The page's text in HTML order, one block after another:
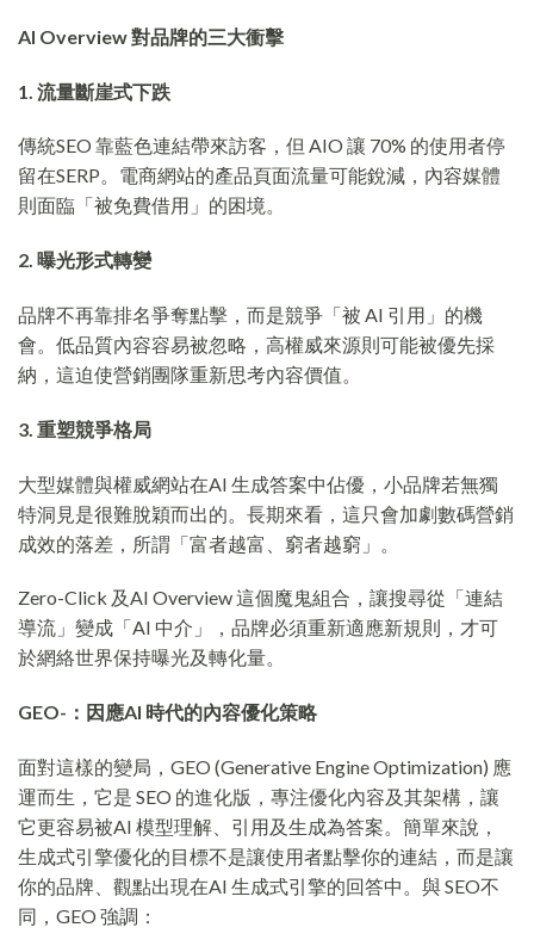
AI Overview 對品牌的三大衝擊
1. 流量斷崖式下跌
傳統SEO 靠藍色連結帶來訪客，但 AIO 讓 70% 的使用者停
留在SERP。電商網站的產品頁面流量可能銳減，內容媒體
則面臨「被免費借用」的困境。
2. 曝光形式轉變
品牌不再靠排名爭奪點擊，而是競爭「被 AI 引用」的機
會。低品質內容容易被忽略，高權威來源則可能被優先採
納，這迫使營銷團隊重新思考內容價值。
3. 重塑競爭格局
大型媒體與權威網站在AI 生成答案中佔優，小品牌若無獨
特洞見是很難脫穎而出的。長期來看，這只會加劇數碼營銷
成效的落差，所謂「富者越富、窮者越窮」。
Zero-Click 及AI Overview 這個魔鬼組合，讓搜尋從「連結
導流」變成「AI 中介」，品牌必須重新適應新規則，才可
於網絡世界保持曝光及轉化量。
GEO- ：因應AI 時代的內容優化策略
面對這樣的變局，GEO (Generative Engine Optimization) 應
運而生，它是 SEO 的進化版，專注優化內容及其架構，讓
它更容易被AI 模型理解、引用及生成為答案。簡單來說，
生成式引擎優化的目標不是讓使用者點擊你的連結，而是讓
你的品牌、觀點出現在AI 生成式引擎的回答中。與 SEO不
同，GEO 強調：